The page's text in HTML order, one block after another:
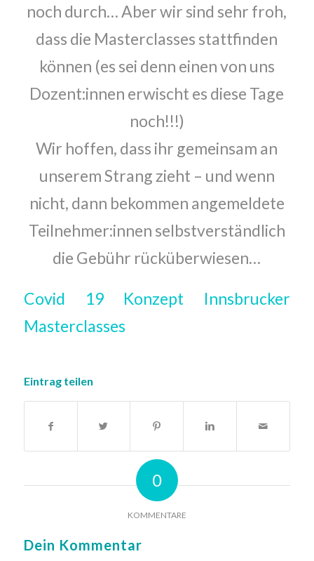
noch durch… Aber wir sind sehr froh,
dass die Masterclasses stattfinden
können (es sei denn einen von uns
Dozent:innen erwischt es diese Tage
noch!!!)
Wir hoffen, dass ihr gemeinsam an
unserem Strang zieht – und wenn
nicht, dann bekommen angemeldete
Teilnehmer:innen selbstverständlich
die Gebühr rücküberwiesen…
Covid 19 Konzept Innsbrucker
Masterclasses
Eintrag teilen
0
KOMMENTARE
Dein Kommentar